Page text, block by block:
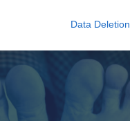
Data Deletion